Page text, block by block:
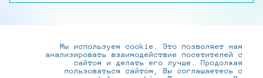
+7 (495) 737-6192, 8-800-250-0-260
practice@infotecs.ru,hr@infotecs.ru
Мы используем cookie. Это позволяет нам
анализировать взаимодействие посетителей с
сайтом и делать его лучше. Продолжая
пользоваться сайтом, Вы соглашаетесь с